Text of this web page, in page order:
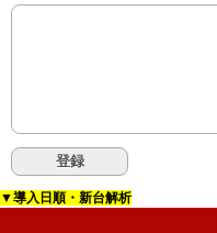
▼導入日順・新台解析